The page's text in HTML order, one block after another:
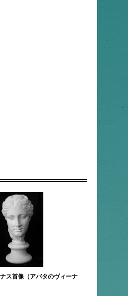
ス首像（アバタのヴィーナ